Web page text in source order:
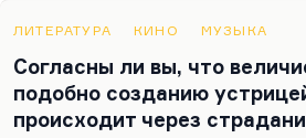
крепкий профессионал и
ЛИТЕРАТУРА КИНО МУЗЫКА
Согласны ли вы, что
подобно созданию
происходит через